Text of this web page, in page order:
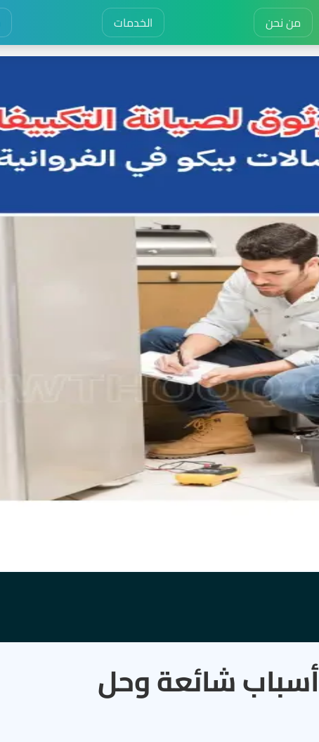
من نحن الخدمات
غسالة بيكو لا تشتغل: 7 أسباب شائعة وحل